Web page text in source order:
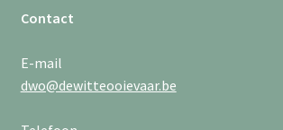
Contact
E-mail
dwo@dewitteooievaar.be